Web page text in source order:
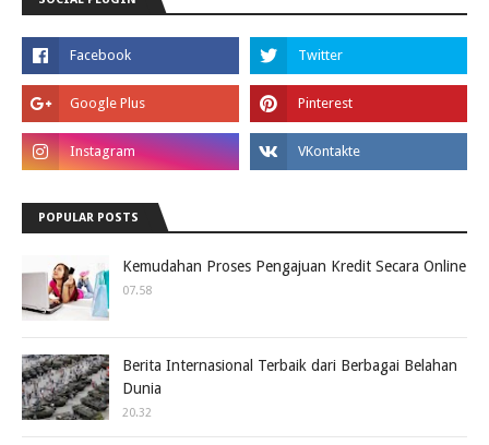
POPULAR POSTS
Kemudahan Proses Pengajuan Kredit Secara Online
07.58
Berita Internasional Terbaik dari Berbagai Belahan
Dunia
20.32